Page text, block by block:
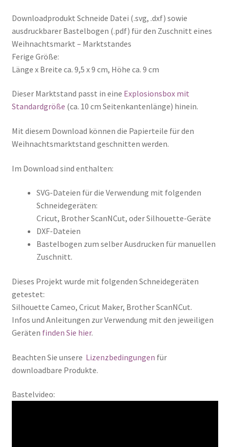
Widerrufsrecht
Downloadprodukt Schneide Datei (.svg, .dxf) sowie
ausdruckbarer Bastelbogen (.pdf) für den Zuschnitt eines
Weihnachtsmarkt – Marktstandes
Ferige Größe:
Länge x Breite ca. 9,5 x 9 cm, Höhe ca. 9 cm
Dieser Marktstand passt in eine Explosionsbox mit
Standardgröße (ca. 10 cm Seitenkantenlänge) hinein.
Mit diesem Download können die Papierteile für den
Weihnachtsmarktstand geschnitten werden.
Im Download sind enthalten:
SVG-Dateien für die Verwendung mit folgenden
Schneidegeräten:
Cricut, Brother ScanNCut, oder Silhouette-Geräte
DXF-Dateien
Bastelbogen zum selber Ausdrucken für manuellen
Zuschnitt.
Dieses Projekt wurde mit folgenden Schneidegeräten
getestet:
Silhouette Cameo, Cricut Maker, Brother ScanNCut.
Infos und Anleitungen zur Verwendung mit den jeweiligen
Geräten finden Sie hier.
Beachten Sie unsere Lizenzbedingungen für
downloadbare Produkte.
Bastelvideo: